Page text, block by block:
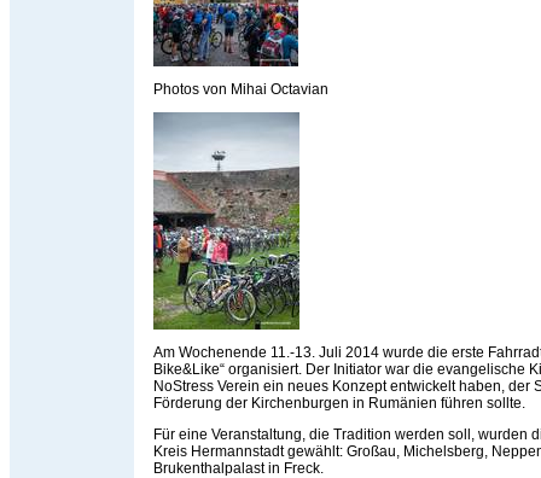
Photos von Mihai Octavian
Am Wochenende 11.-13. Juli 2014 wurde die erste
Bike&Like“ organisiert. Der Initiator war die evangelische
NoStress Verein ein neues Konzept entwickelt haben, der
Förderung der Kirchenburgen in Rumänien führen sollte.
Für eine Veranstaltung, die Tradition werden soll, wurden
Kreis Hermannstadt gewählt: Großau, Michelsberg,
Brukenthalpalast in Freck.